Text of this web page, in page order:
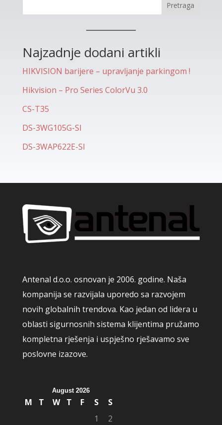
Pretraga
Najzadnje dodani artikli
HIKVISION barijere – upravljanje parkingom !
Hikvision – Pro Series ColorVu 3.0
CS-T35
DS-3WG105G-SI
DS-3WAP622E-SI
Antenal d.o.o. osnovan je 2006. godine. Naša
kompanija se razvijala uporedo sa razvojem
novih globalnih trendova. Kao jedan od lidera u
oblasti sigurnosnih sistema klijentima pružamo
kompletna rješenja i uspješno rješavamo sve
poslovne izazove.
August 2026
M T W T F S
S
1
2